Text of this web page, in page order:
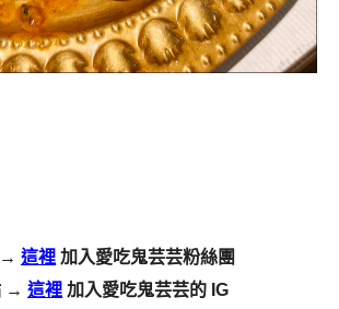
這裡 加入愛吃鬼芸芸粉絲團
→這裡 加入愛吃鬼芸芸的 IG